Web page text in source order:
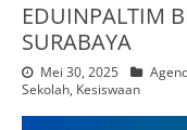
EDUINPALTIM
SURABAYA
Mei 30, 2025
Sekolah, Kesiswaan